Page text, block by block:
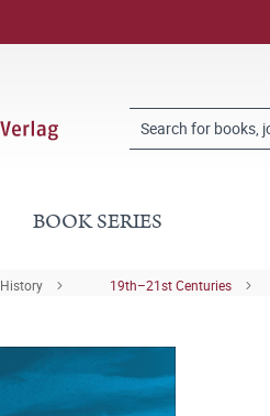
BOOK SERIES
History 19th–21st Centuries